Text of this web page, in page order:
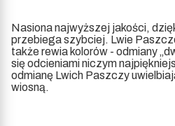
Nasiona najwyższej jakości,
przebiega szybciej. Lwie
także rewia kolorów - odmiany
się odcieniami niczym
odmianę Lwich Paszczy
wiosną.